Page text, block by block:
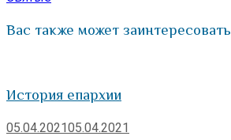
записям
Вас также может заинтересовать
История епархии
05.04.202105.04.2021